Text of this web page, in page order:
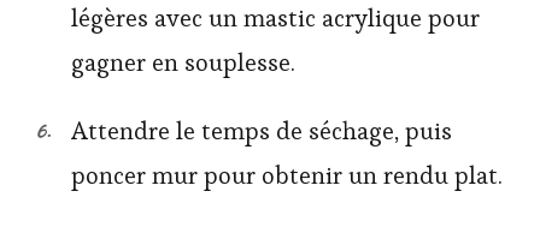
légères avec un mastic acrylique pour
gagner en souplesse.
Attendre le temps de séchage, puis
poncer mur pour obtenir un rendu plat.